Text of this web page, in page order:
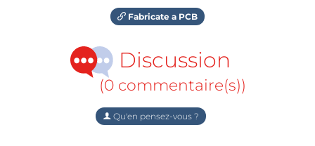
Fabricate a PCB
Discussion
(0 commentaire(s))
Qu'en pensez-vous ?